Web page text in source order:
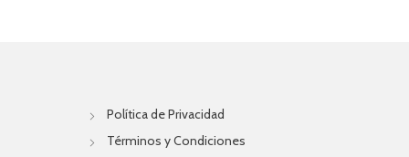
Política de Privacidad
Términos y Condiciones